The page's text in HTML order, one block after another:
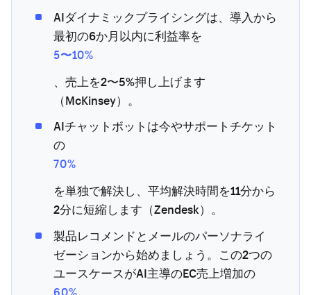
AIダイナミックプライシングは、導入から
最初の6か月以内に利益率を
5〜10%
、売上を2〜5%押し上げます
（McKinsey）。
AIチャットボットは今やサポートチケット
の
70%
を単独で解決し、平均解決時間を11分から
2分に短縮します（Zendesk）。
製品レコメンドとメールのパーソナライ
ゼーションから始めましょう。この2つの
ユースケースがAI主導のEC売上増加の
60%